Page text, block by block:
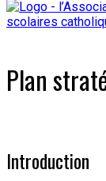
Plan
Introduction